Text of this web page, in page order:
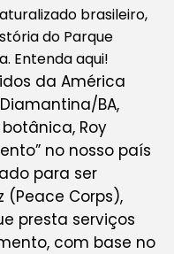
da América
BA,
Roy
no nosso país
para ser
(Peace Corps),
presta serviços
com base no